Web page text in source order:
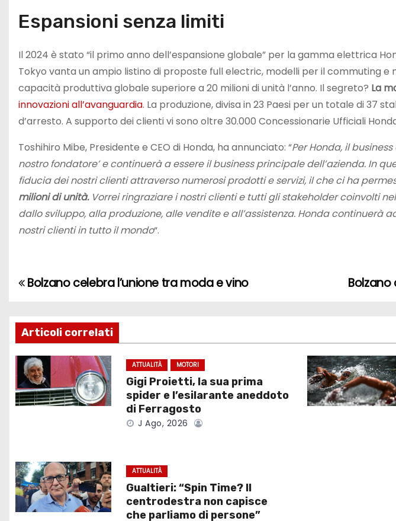
Espansioni senza limiti
Il 2024 è stato “il primo anno dell’espansione globale” per la gamma elettrica
Tokyo vanta un ampio listino di proposte full electric, modelli per il commuting
capacità produttiva globale superiore a 20 milioni di unità l’anno. Il segreto? La
innovazioni all’avanguardia. La produzione, divisa in 23 Paesi per un totale di 37
d’arresto. A supporto dei clienti vi sono oltre 30.000 Concessionarie Ufficiali
Toshihiro Mibe, Presidente e CEO di Honda, ha annunciato: “Per Honda, il
nostro fondatore’ e continuerà a essere il business principale dell’azienda. In
fiducia dei nostri clienti attraverso numerosi prodotti e servizi, il che ci ha
milioni di unità.Vorrei ringraziare i nostri clienti e tutti gli stakeholder coinvolti
dallo sviluppo, alla produzione, alle vendite e all’assistenza. Honda continuerà
nostri clienti in tutto il mondo“.
N
v
i
g
a
i
o
n
Bolzano celebra l’unione tra moda e vino
Articoli correlati
ATTUALITÀ MOTORI
Gigi Proietti, la sua prima
spider e l’esilarante aneddoto
di Ferragosto
J Ago, 2026
ATTUALITÀ
Gualtieri: “Spin Time? Il
centrodestra non capisce
che parliamo di persone”